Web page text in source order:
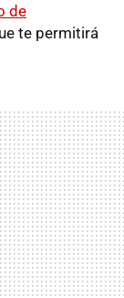
de
te permitirá